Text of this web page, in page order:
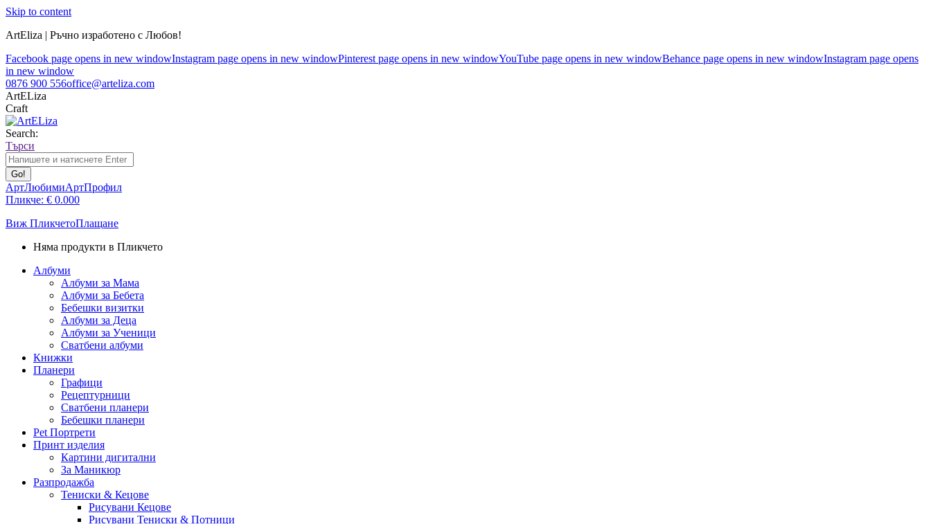
Skip to content
ArtEliza | Ръчно изработено с Любов!
Facebook page opens in new windowInstagram page opens in new windowPinterest page opens in new windowYouTube page opens in new windowBehance page opens in new windowInstagram page opens
in new window
0876 900 556office@arteliza.com
ArtELiza
Craft
Search:
Търси
АртЛюбимиАртПрофил
Пликче: € 0.000
Виж ПликчетоПлащане
Няма продукти в Пликчето
Албуми
Албуми за Мама
Албуми за Бебета
Бебешки визитки
Албуми за Деца
Албуми за Ученици
Сватбени албуми
Книжки
Планери
Графици
Рецептурници
Сватбени планери
Бебешки планери
Pet Портрети
Принт изделия
Картини дигитални
За Маникюр
Разпродажба
Тениски & Кецове
Рисувани Кецове
Рисувани Тениски & Потници